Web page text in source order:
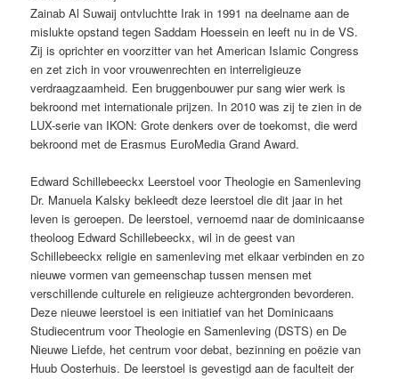
Zainab Al Suwaij ontvluchtte Irak in 1991 na deelname aan de
mislukte opstand tegen Saddam Hoessein en leeft nu in de VS.
Zij is oprichter en voorzitter van het American Islamic Congress
en zet zich in voor vrouwenrechten en interreligieuze
verdraagzaamheid. Een bruggenbouwer pur sang wier werk is
bekroond met internationale prijzen. In 2010 was zij te zien in de
LUX-serie van IKON: Grote denkers over de toekomst, die werd
bekroond met de Erasmus EuroMedia Grand Award.
Edward Schillebeeckx Leerstoel voor Theologie en Samenleving
Dr. Manuela Kalsky bekleedt deze leerstoel die dit jaar in het
leven is geroepen. De leerstoel, vernoemd naar de dominicaanse
theoloog Edward Schillebeeckx, wil in de geest van
Schillebeeckx religie en samenleving met elkaar verbinden en zo
nieuwe vormen van gemeenschap tussen mensen met
verschillende culturele en religieuze achtergronden bevorderen.
Deze nieuwe leerstoel is een initiatief van het Dominicaans
Studiecentrum voor Theologie en Samenleving (DSTS) en De
Nieuwe Liefde, het centrum voor debat, bezinning en poëzie van
Huub Oosterhuis. De leerstoel is gevestigd aan de faculteit der